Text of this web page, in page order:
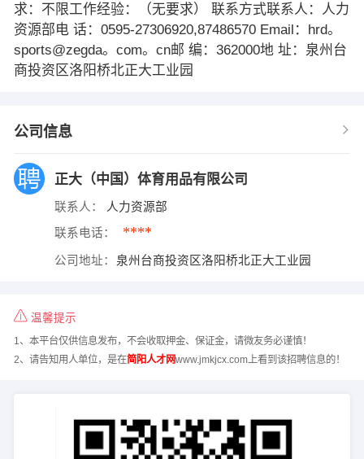
求：不限工作经验：（无要求） 联系方式联系人：人力
资源部电 话：0595-27306920,87486570 Email：hrd。
sports@zegda。com。cn邮 编：362000地 址：泉州台
商投资区洛阳桥北正大工业园
公司信息
正大（中国）体育用品有限公司
联系人： 人力资源部
联系电话： ****
公司地址： 泉州台商投资区洛阳桥北正大工业园
温馨提示
1、本平台仅供信息发布，不会收取押金、保证金，请微友务必谨慎！
2、请告知用人单位，是在简阳人才网www.jmkjcx.com上看到该招聘信息的！